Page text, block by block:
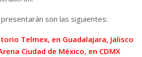
son las siguientes:
Telmex, en Guadalajara, Jalisco
Ciudad de México, en CDMX